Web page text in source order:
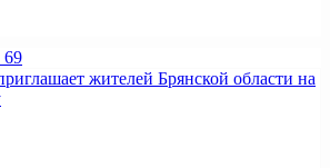
69